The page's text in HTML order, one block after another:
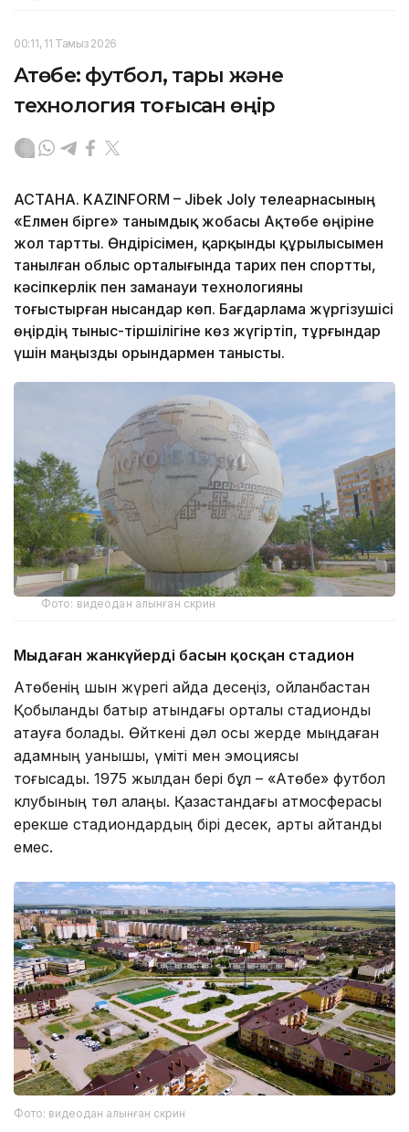
00:11, 11 Тамыз 2026
Ақтөбе: футбол, тары және
технология тоғысқан өңір
АСТАНА. KAZINFORM – Jibek Joly телеарнасының
«Елмен бірге» танымдық жобасы Ақтөбе өңіріне
жол тартты. Өндірісімен, қарқынды құрылысымен
танылған облыс орталығында тарих пен спортты,
кәсіпкерлік пен заманауи технологияны
тоғыстырған нысандар көп. Бағдарлама жүргізушісі
өңірдің тыныс-тіршілігіне көз жүгіртіп, тұрғындар
үшін маңызды орындармен танысты.
Фото: видеодан алынған скрин
Мыңдаған жанкүйердің басын қосқан стадион
Ақтөбенің шын жүрегі қайда десеңіз, ойланбастан
Қобыланды батыр атындағы орталық стадионды
атауға болады. Өйткені дәл осы жерде мыңдаған
адамның қуанышы, үміті мен эмоциясы
тоғысады. 1975 жылдан бері бұл – «Ақтөбе» футбол
клубының төл алаңы. Қазақстандағы атмосферасы
ерекше стадиондардың бірі десек, артық айтқандық
емес.
Фото: видеодан алынған скрин